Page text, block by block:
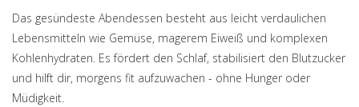
Das gesündeste Abendessen besteht aus leicht verdaulichen
Lebensmitteln wie Gemüse, magerem Eiweiß und komplexen
Kohlenhydraten. Es fördert den Schlaf, stabilisiert den Blutzucker
und hilft dir, morgens fit aufzuwachen - ohne Hunger oder
Müdigkeit.